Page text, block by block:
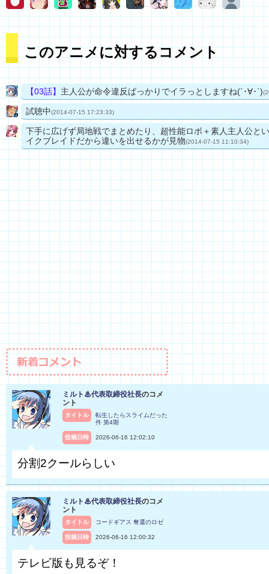
このアニメに対するコメント
【03話】 主人公が命令違反ばっかりでイラっとしますね(´･∀･`)
試聴中(2014-07-15 17:23:33)
下手に広げず局地戦でまとめたり、超性能ロボ＋素人主人公と
イクブレイドだから違いを出せるかが見物(2014-07-15 11:10:34)
ミルト♨代表取締役社長のコメ
ント
タイトル
転生したらスライムだった
件 第4期
投稿日時 2026-06-16 12:02:10
分割2クールらしい
ミルト♨代表取締役社長のコメ
ント
タイトル コードギアス 奪還のロゼ
投稿日時 2026-06-16 12:00:32
テレビ版も見るぞ！